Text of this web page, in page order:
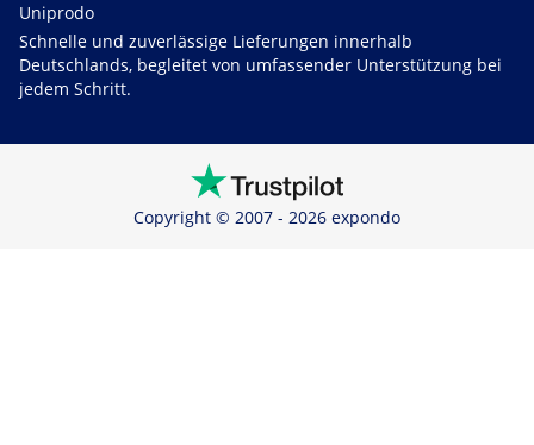
Uniprodo
Schnelle und zuverlässige Lieferungen innerhalb
Deutschlands, begleitet von umfassender Unterstützung bei
jedem Schritt.
Copyright © 2007 - 2026 expondo